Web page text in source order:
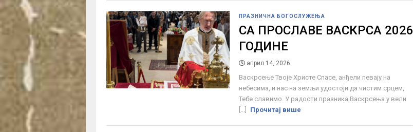
ПРАЗНИЧНА БОГОСЛУЖЕЊА
СА ПРОСЛАВЕ ВАСКРСА 2026
ГОДИНЕ
април 14, 2026
Васкрсење Твоје Христе Спасе, анђели певају на
небесима, и нас на земљи удостоји да чистим срцем,
Тебе славимо. У радости празника Васкрсења у вели
[...]
Прочитај више